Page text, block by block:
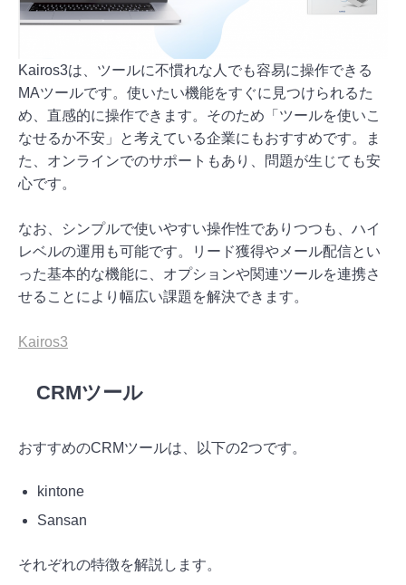
Kairos3は、ツールに不慣れな人でも容易に操作できる
MAツールです。使いたい機能をすぐに見つけられるた
め、直感的に操作できます。そのため「ツールを使いこ
なせるか不安」と考えている企業にもおすすめです。ま
た、オンラインでのサポートもあり、問題が生じても安
心です。
なお、シンプルで使いやすい操作性でありつつも、ハイ
レベルの運用も可能です。リード獲得やメール配信とい
った基本的な機能に、オプションや関連ツールを連携さ
せることにより幅広い課題を解決できます。
Kairos3
CRMツール
おすすめのCRMツールは、以下の2つです。
kintone
Sansan
それぞれの特徴を解説します。